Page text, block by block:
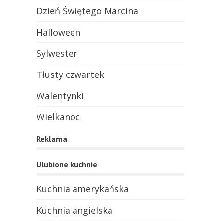
Dzień Świętego Marcina
Halloween
Sylwester
Tłusty czwartek
Walentynki
Wielkanoc
Reklama
Ulubione kuchnie
Kuchnia amerykańska
Kuchnia angielska